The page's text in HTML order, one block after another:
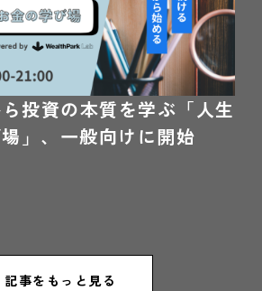
投資の本質を学ぶ「人生
」、一般向けに開始
記事をもっと見る